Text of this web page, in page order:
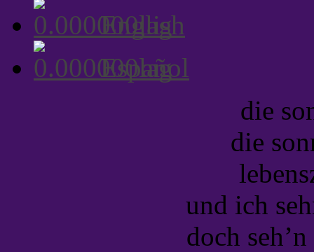
English
Español
die
die
und ich
doch